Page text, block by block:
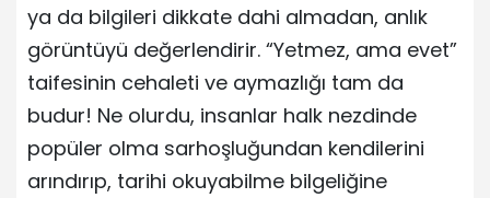
ya da bilgileri dikkate dahi almadan, anlık
görüntüyü değerlendirir. “Yetmez, ama evet”
taifesinin cehaleti ve aymazlığı tam da
budur! Ne olurdu, insanlar halk nezdinde
popüler olma sarhoşluğundan kendilerini
arındırıp, tarihi okuyabilme bilgeliğine